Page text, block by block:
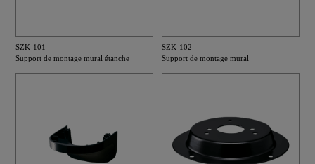
SZK-101
Support de montage mural étanche
SZK-102
Support de montage mural